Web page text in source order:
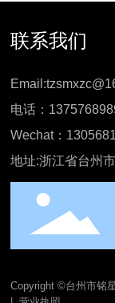
联系我们
Email:
电话：
Wechat：
地址:浙江省台州
Copyright ©台州市铭